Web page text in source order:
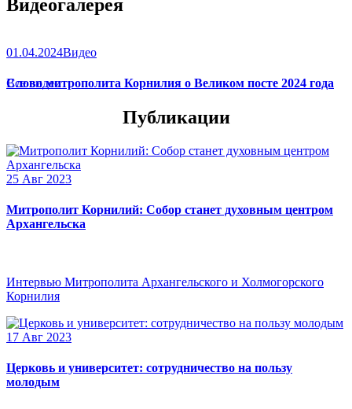
Сергиевская(в Троице-Сергиевой Лавре).
Видеогалерея
01.04.2024Видео
Слово митрополита Корнилия о Великом посте 2024 года
Все видео
Публикации
25 Авг 2023
Митрополит Корнилий: Собор станет духовным центром
Архангельска
Интервью Митрополита Архангельского и Холмогорского
Корнилия
17 Авг 2023
Церковь и университет: сотрудничество на пользу
молодым